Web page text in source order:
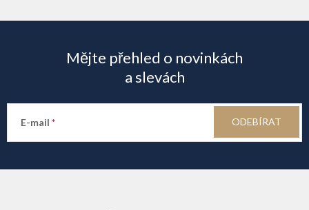
a
t
Mějte přehled o novinkách
a slevách
E-mail ODEBÍRAT